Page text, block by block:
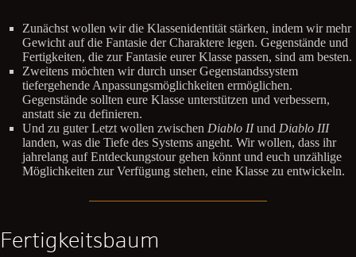
Zunächst wollen wir die Klassenidentität stärken, indem wir mehr
Gewicht auf die Fantasie der Charaktere legen. Gegenstände und
Fertigkeiten, die zur Fantasie eurer Klasse passen, sind am besten.
Zweitens möchten wir durch unser Gegenstandssystem
tiefergehende Anpassungsmöglichkeiten ermöglichen.
Gegenstände sollten eure Klasse unterstützen und verbessern,
anstatt sie zu definieren.
Und zu guter Letzt wollen zwischen Diablo IIund Diablo III
landen, was die Tiefe des Systems angeht. Wir wollen, dass ihr
jahrelang auf Entdeckungstour gehen könnt und euch unzählige
Möglichkeiten zur Verfügung stehen, eine Klasse zu entwickeln.
Fertigkeitsbaum